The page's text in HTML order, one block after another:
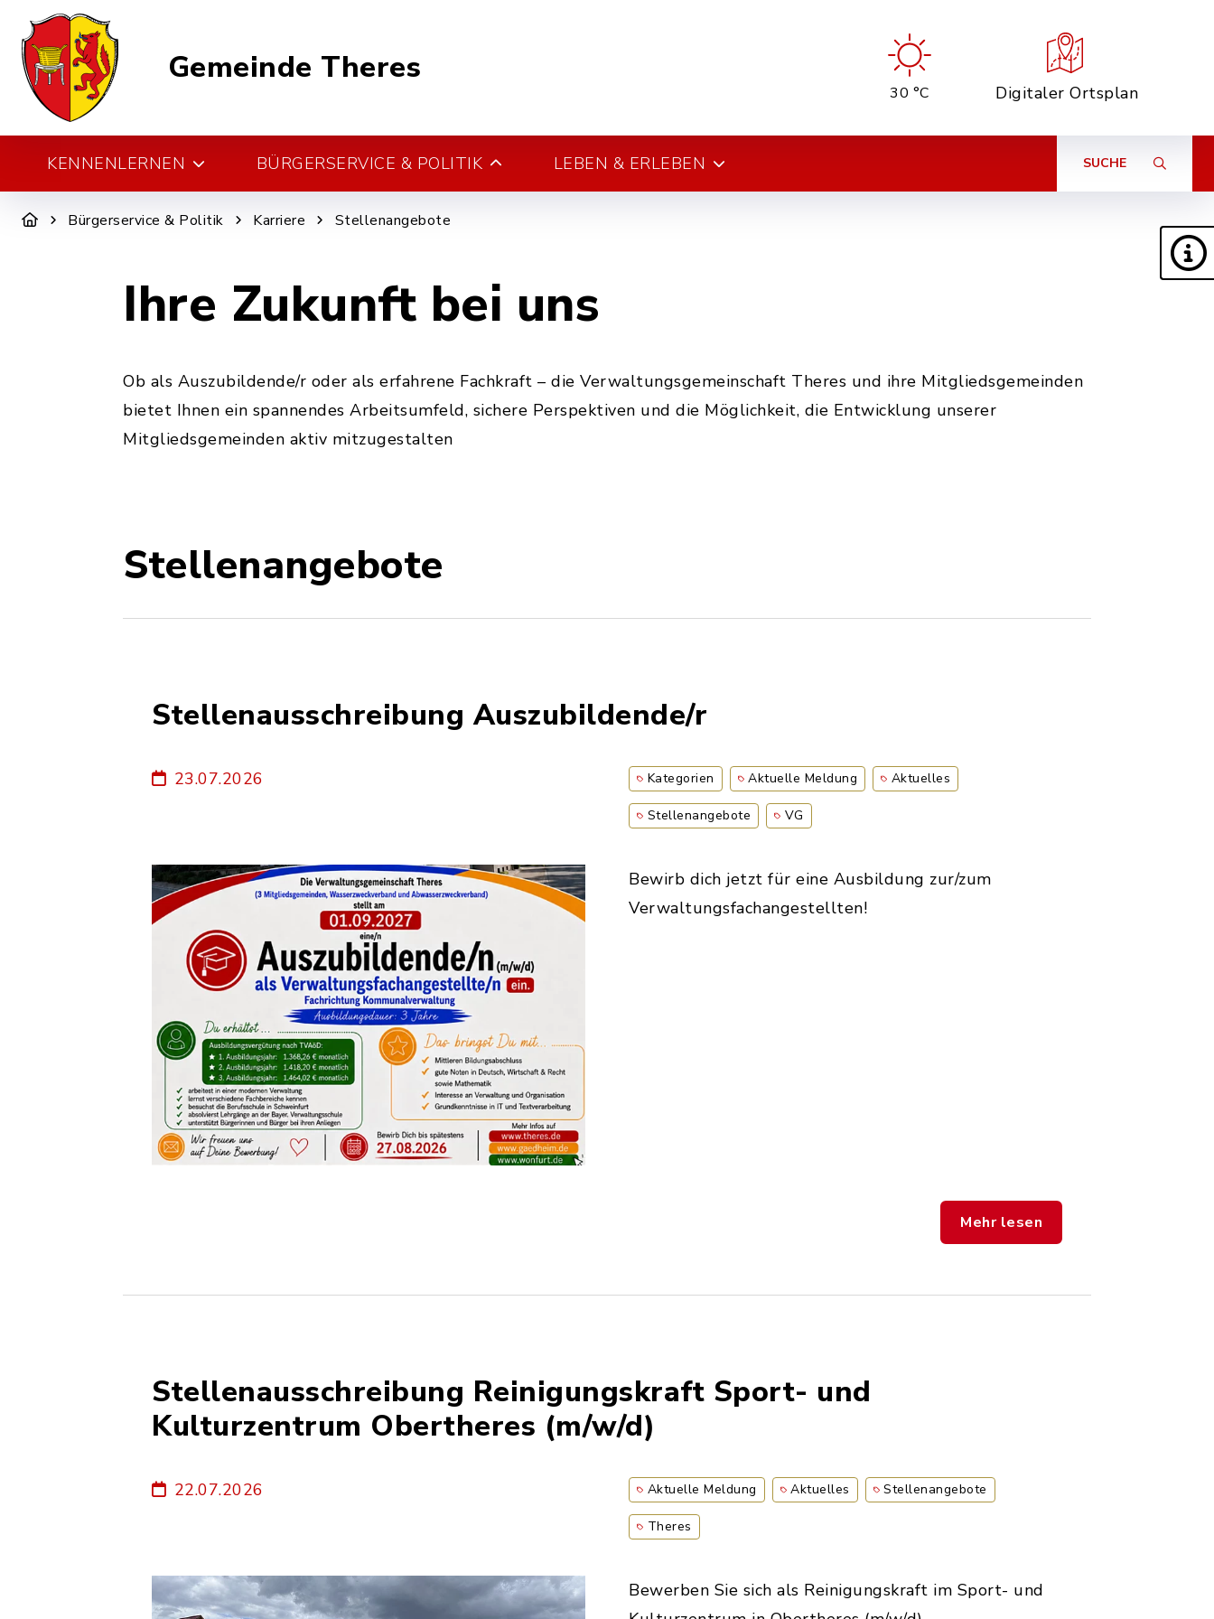
Gemeinde Theres
30 °C Digitaler Ortsplan
KENNENLERNEN BÜRGERSERVICE & POLITIK LEBEN & ERLEBEN SUCHE
Bürgerservice & Politik Karriere Stellenangebote
Ihre Zukunft bei uns
Ob als Auszubildende/r oder als erfahrene Fachkraft – die Verwaltungsgemeinschaft Theres und ihre Mitgliedsgemeinden
bietet Ihnen ein spannendes Arbeitsumfeld, sichere Perspektiven und die Möglichkeit, die Entwicklung unserer
Mitgliedsgemeinden aktiv mitzugestalten
Stellenangebote
Stellenausschreibung Auszubildende/r
23.07.2026 Kategorien Aktuelle Meldung Aktuelles
Stellenangebote VG
Bewirb dich jetzt für eine Ausbildung zur/zum
Verwaltungsfachangestellten!
Mehr lesen
Stellenausschreibung Reinigungskraft Sport- und
Kulturzentrum Obertheres (m/w/d)
22.07.2026 Aktuelle Meldung Aktuelles Stellenangebote
Theres
Bewerben Sie sich als Reinigungskraft im Sport- und